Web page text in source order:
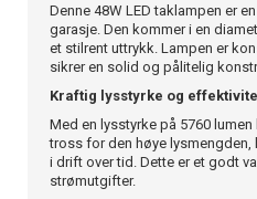
Denne 48W LED taklampen er
garasje. Den kommer i en
et stilrent uttrykk. Lampen er
sikrer en solid og pålitelig
Kraftig lysstyrke og
Med en lysstyrke på 5760
tross for den høye
i drift over tid. Dette er et godt
strømutgifter.